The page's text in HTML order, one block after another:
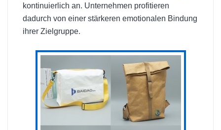
kontinuierlich an. Unternehmen profitieren
dadurch von einer stärkeren emotionalen Bindung
ihrer Zielgruppe.